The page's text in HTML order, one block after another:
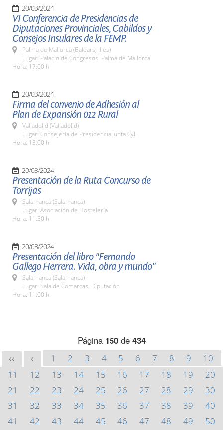
20/03/2024
VI Conferencia de Presidencias de
Diputaciones Provinciales, Cabildos y
Consejos Insulares de la FEMP.
Palma de Mallorca (Balears, Illes)
Lugar: Palacio de Congresos. Palma de Mallorca
Hora: 17:00 h
20/03/2024
Firma del convenio de Adhesión al
Plan de Expansión 012 Rural
Valladolid (Valladolid)
Lugar: Consejería de Presidencia Junta CyL
Hora: 13:00 h.
20/03/2024
Presentación de la Ruta Concurso de
Torrijas
Salamanca (Salamanca)
Lugar: Asociación de Hostelería
Hora: 11:30 h.
20/03/2024
Presentación del libro "Fernando
Gallego Herrera. Vida, obra y mundo"
Salamanca (Salamanca)
Lugar: Sala de Comarcas. Diputación
Hora: 11:00 h.
Página 150de 434
<< < 1 2 3 4 5 6 7 8 9
10
11
12 13 14 15 16 17 18 19
20
21
22 23 24 25 26 27 28 29
30
31
32 33 34 35 36 37 38 39
40
41
42 43 44 45 46 47 48 49
50